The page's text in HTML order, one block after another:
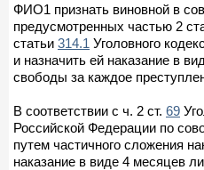
ФИО1 признать виновной в
предусмотренных частью 2
статьи 314.1 Уголовного
и назначить ей наказание в
свободы за каждое
В соответствии с ч. 2 ст. 69
Российской Федерации по
путем частичного сложения
наказание в виде 4 месяцев